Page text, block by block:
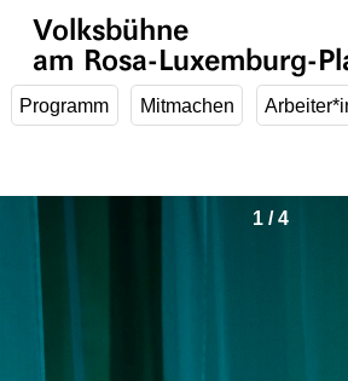
Volksbühne
am Rosa-Luxemburg-
Programm Mitmachen
1 /4